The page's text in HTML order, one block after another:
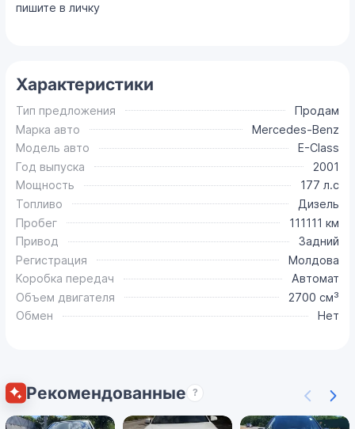
пишите в личку
Характеристики
Тип предложения
Продам
Марка авто
Mercedes-Benz
Модель авто
E-Class
Год выпуска
2001
Мощность
177 л.с
Топливо
Дизель
Пробег
111111 км
Привод
Задний
Регистрация
Молдова
Коробка передач
Автомат
Объем двигателя
2700 см³
Обмен
Нет
Рекомендованные ?